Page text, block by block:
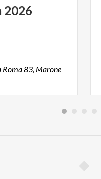
2026
83, Marone